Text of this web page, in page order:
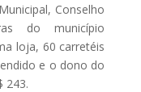
Conselho
do município
loja, 60 carretéis
e o dono do
243.